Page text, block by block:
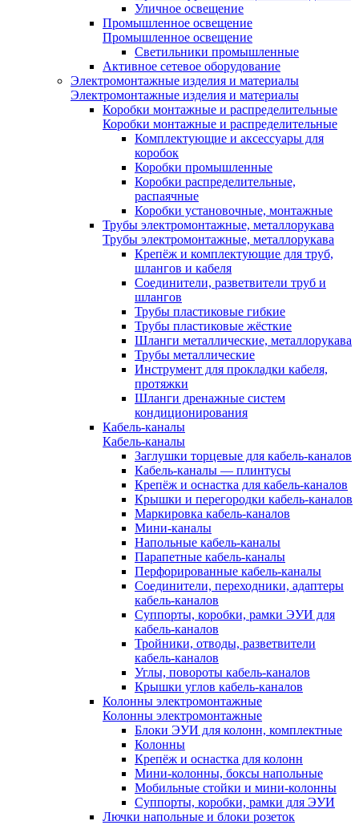
Уличное освещение
Промышленное освещение
Промышленное освещение
Светильники промышленные
Активное сетевое оборудование
Электромонтажные изделия и материалы
Электромонтажные изделия и материалы
Коробки монтажные и распределительные
Коробки монтажные и распределительные
Комплектующие и аксессуары для
коробок
Коробки промышленные
Коробки распределительные,
распаячные
Коробки установочные, монтажные
Трубы электромонтажные, металлорукава
Трубы электромонтажные, металлорукава
Крепёж и комплектующие для труб,
шлангов и кабеля
Соединители, разветвители труб и
шлангов
Трубы пластиковые гибкие
Трубы пластиковые жёсткие
Шланги металлические, металлорукава
Трубы металлические
Инструмент для прокладки кабеля,
протяжки
Шланги дренажные систем
кондиционирования
Кабель-каналы
Кабель-каналы
Заглушки торцевые для кабель-каналов
Кабель-каналы — плинтусы
Крепёж и оснастка для кабель-каналов
Крышки и перегородки кабель-каналов
Маркировка кабель-каналов
Мини-каналы
Напольные кабель-каналы
Парапетные кабель-каналы
Перфорированные кабель-каналы
Соединители, переходники, адаптеры
кабель-каналов
Суппорты, коробки, рамки ЭУИ для
кабель-каналов
Тройники, отводы, разветвители
кабель-каналов
Углы, повороты кабель-каналов
Крышки углов кабель-каналов
Колонны электромонтажные
Колонны электромонтажные
Блоки ЭУИ для колонн, комплектные
Колонны
Крепёж и оснастка для колонн
Мини-колонны, боксы напольные
Мобильные стойки и мини-колонны
Суппорты, коробки, рамки для ЭУИ
Лючки напольные и блоки розеток